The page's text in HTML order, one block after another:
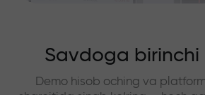
Savdoga
Demo hisob oching va